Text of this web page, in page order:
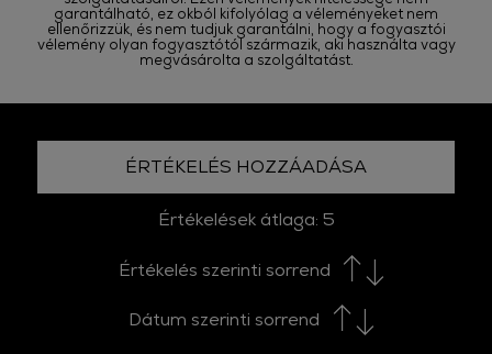
garantálható, ez okból kifolyólag a véleményeket nem
ellenőrizzük, és nem tudjuk garantálni, hogy a fogyasztói
vélemény olyan fogyasztótól származik, aki használta vagy
megvásárolta a szolgáltatást.
ÉRTÉKELÉS HOZZÁADÁSA
Értékelések átlaga: 5
Értékelés szerinti sorrend
Dátum szerinti sorrend